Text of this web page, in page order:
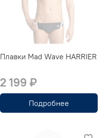
Плавки Mad Wave HARRIER
2 199 ₽
Подробнее